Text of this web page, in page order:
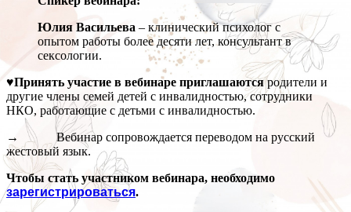
Юлия Васильева – клинический психолог с
опытом работы более десяти лет, консультант в
сексологии.
♥Принять участие в вебинаре приглашаютсяродители и
другие члены семей детей с инвалидностью, сотрудники
НКО, работающие с детьми с инвалидностью.
→ Вебинар сопровождается переводом на русский
жестовый язык.
Чтобы стать участником вебинара, необходимо
зарегистрироваться.